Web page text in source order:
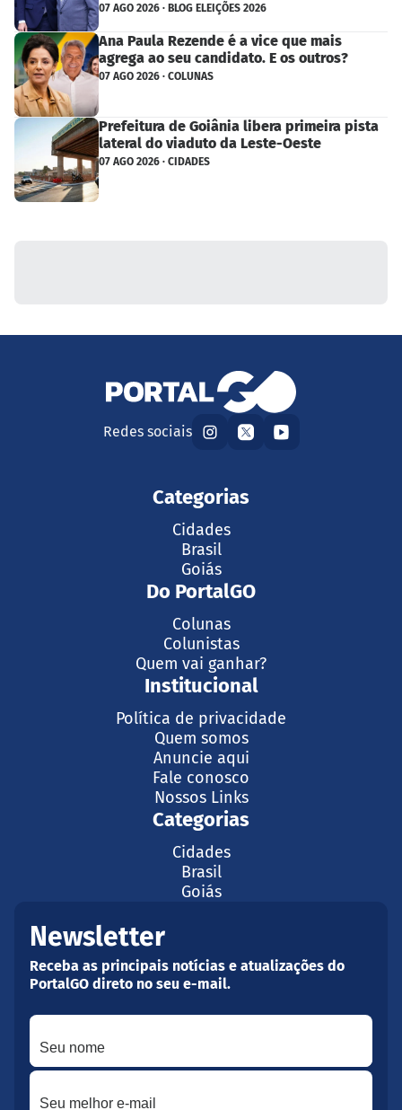
07 AGO 2026 · BLOG ELEIÇÕES 2026
Ana Paula Rezende é a vice que mais
agrega ao seu candidato. E os outros?
07 AGO 2026 · COLUNAS
Prefeitura de Goiânia libera primeira pista
lateral do viaduto da Leste-Oeste
07 AGO 2026 · CIDADES
Redes sociais
Categorias
Cidades
Brasil
Goiás
Do PortalGO
Colunas
Colunistas
Quem vai ganhar?
Institucional
Política de privacidade
Quem somos
Anuncie aqui
Fale conosco
Nossos Links
Categorias
Cidades
Brasil
Goiás
Newsletter
Receba as principais notícias e atualizações do
PortalGO direto no seu e-mail.
Seu nome
Seu melhor e-mail